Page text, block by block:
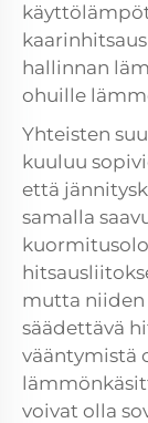
hallinnan
ohuille
Yhteisten
kuuluu
että
samalla
mutta niiden
säädettävä
vääntymistä
voivat olla